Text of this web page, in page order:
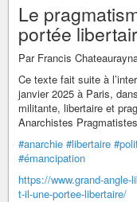
Le
portée
Par Francis
Ce texte fait suite à
janvier 2025 à Paris,
militante, libertaire et
Anarchistes
#anarchie #libertaire
#émancipation
https://www.grand-
t-il-une-portee-libertaire/